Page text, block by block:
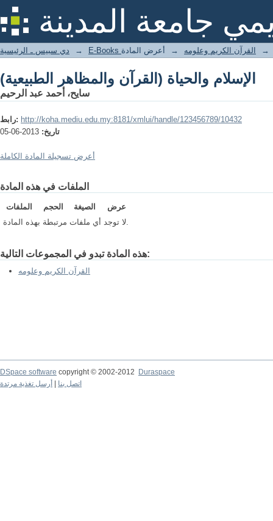
جامعة المدينة
الإسلام والحياة (القرآن والمظاهر الطبيعية)
دي سبيس ـ الرئيسية → → القرآن الكريم وعلومه → أعرض المادة
الإسلام والحياة (القرآن والمظاهر الطبيعية)
سايح، أحمد عبد الرحيم
رابط: http://koha.mediu.edu.my:8181/xmlui/handle/123456789/10432
تاريخ: 2013-06-05
أعرض تسجيلة المادة الكاملة
الملفات في هذه المادة
الملفات الحجم الصيغة
عرض
لا توجد أي ملفات مرتبطة بهذه المادة.
هذه المادة تبدو في المجموعات التالية:
القرآن الكريم وعلومه
DSpace software copyright © 2002-2012
Duraspace
اتصل بنا
أرسل تغذية مرتدة